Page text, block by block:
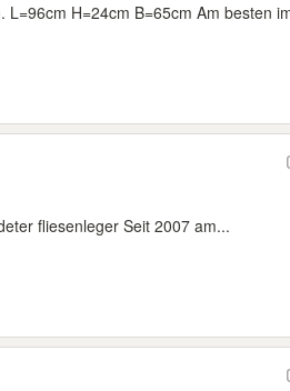
H=24cm B=65cm Am besten
fliesenleger Seit 2007 am...